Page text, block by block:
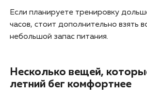
Если планируете тренировку
часов, стоит дополнительно взять
небольшой запас питания.
Несколько вещей,
летний бег комфортнее